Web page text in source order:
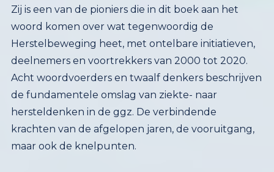
Zij is een van de pioniers die in dit boek aan het
woord komen over wat tegenwoordig de
Herstelbeweging heet, met ontelbare initiatieven,
deelnemers en voortrekkers van 2000 tot 2020.
Acht woordvoerders en twaalf denkers beschrijven
de fundamentele omslag van ziekte- naar
hersteldenken in de ggz. De verbindende
krachten van de afgelopen jaren, de vooruitgang,
maar ook de knelpunten.